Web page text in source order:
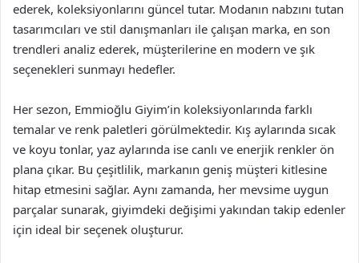
ederek, koleksiyonlarını güncel tutar. Modanın nabzını tutan
tasarımcıları ve stil danışmanları ile çalışan marka, en son
trendleri analiz ederek, müşterilerine en modern ve şık
seçenekleri sunmayı hedefler.
Her sezon, Emmioğlu Giyim’in koleksiyonlarında farklı
temalar ve renk paletleri görülmektedir. Kış aylarında sıcak
ve koyu tonlar, yaz aylarında ise canlı ve enerjik renkler ön
plana çıkar. Bu çeşitlilik, markanın geniş müşteri kitlesine
hitap etmesini sağlar. Aynı zamanda, her mevsime uygun
parçalar sunarak, giyimdeki değişimi yakından takip edenler
için ideal bir seçenek oluşturur.